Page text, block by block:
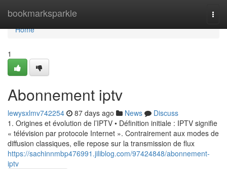
bookmarksparkle
Home
Home
1
Abonnement iptv
lewysxlmv742254 87 days ago News
Discuss
1. Origines et évolution de l’IPTV • Définition initiale : IPTV signifie
« télévision par protocole Internet ». Contrairement aux modes de
diffusion classiques, elle repose sur la transmission de flux
https://sachinnmbp476991.jiliblog.com/97424848/abonnement-
iptv